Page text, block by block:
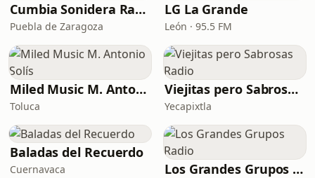
Cumbia Sonidera Radio
Puebla de Zaragoza
LG La Grande
León · 95.5 FM
Miled Music M. Antonio Solís
Toluca
Viejitas pero Sabrosas Radio
Yecapixtla
Baladas del Recuerdo
Cuernavaca Los Grandes Grupos Radio